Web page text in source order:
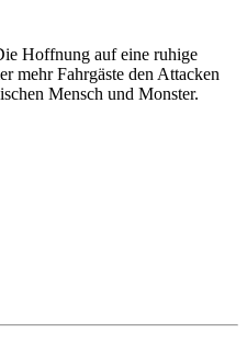
Hoffnung auf eine ruhige
mehr Fahrgäste den Attacken
Mensch und Monster.